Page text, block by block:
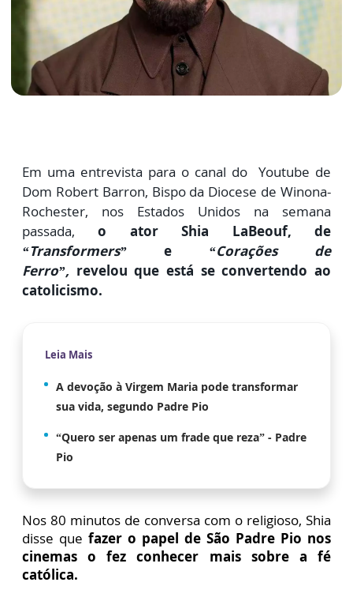
Em uma entrevista para o canal do Youtube de
Dom Robert Barron, Bispo da Diocese de Winona-
Rochester, nos Estados Unidos na semana
passada, o ator Shia LaBeouf, de
“Transformers” e “Corações de
Ferro”, revelou que está se convertendo ao
catolicismo.
Leia Mais
A devoção à Virgem Maria pode transformar
sua vida, segundo Padre Pio
“Quero ser apenas um frade que reza” - Padre
Pio
Nos 80 minutos de conversa com o religioso, Shia
disse que fazer o papel de São Padre Pio nos
cinemas o fez conhecer mais sobre a fé
católica.